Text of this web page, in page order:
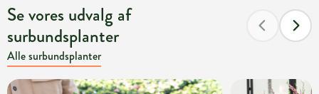
Se vores udvalg af
surbundsplanter
Alle surbundsplanter